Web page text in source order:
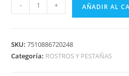
- + AÑADIR AL
SKU:7510886720248
Categoría: ROSTROS Y PESTAÑAS